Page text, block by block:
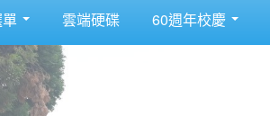
雲端硬碟 60週年校慶